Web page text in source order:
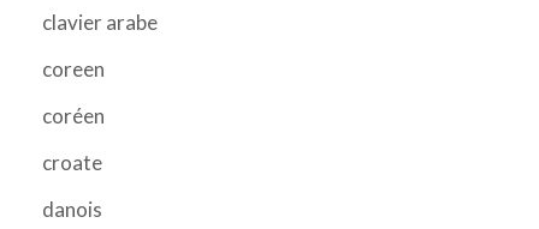
clavier arabe
coreen
coréen
croate
danois